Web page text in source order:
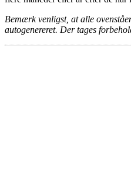
Bemærk venligst, at alle
autogenereret. Der tages